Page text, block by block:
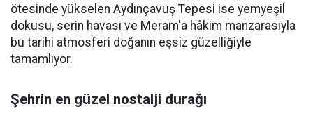
ötesinde yükselen Aydınçavuş Tepesi ise yemyeşil
dokusu, serin havası ve Meram'a hâkim manzarasıyla
bu tarihi atmosferi doğanın eşsiz güzelliğiyle
tamamlıyor.
Şehrin en güzel nostalji durağı